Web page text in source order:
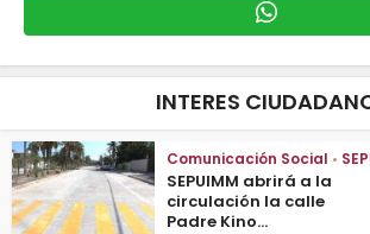
INTERES
Comunicación Social •
SEPUIMM abrirá a la
circulación la calle
Padre Kino...